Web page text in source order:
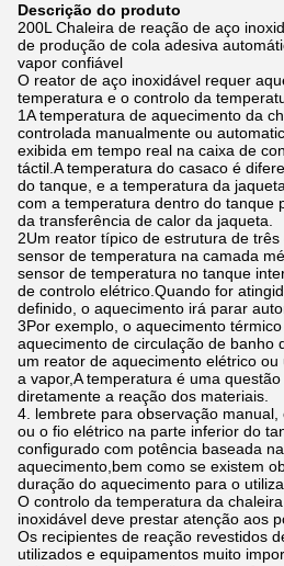
Descrição do produto
200L Chaleira de reação de aço
de produção de cola adesiva
vapor confiável
O reator de aço inoxidável requer
temperatura e o controlo da
1A temperatura de aquecimento da
controlada manualmente ou
exibida em tempo real na caixa de
táctil.A temperatura do casaco é
do tanque, e a temperatura da
com a temperatura dentro do tanque
da transferência de calor da jaqueta.
2Um reator típico de estrutura de
sensor de temperatura na camada
sensor de temperatura no tanque
de controlo elétrico.Quando for
definido, o aquecimento irá parar
3Por exemplo, o aquecimento
aquecimento de circulação de banho
um reator de aquecimento elétrico
a vapor,A temperatura é uma
diretamente a reação dos materiais.
4. lembrete para observação
ou o fio elétrico na parte inferior do
configurado com potência baseada
aquecimento,bem como se existem
duração do aquecimento para o
O controlo da temperatura da
inoxidável deve prestar atenção aos
Os recipientes de reação revestidos
utilizados e equipamentos muito